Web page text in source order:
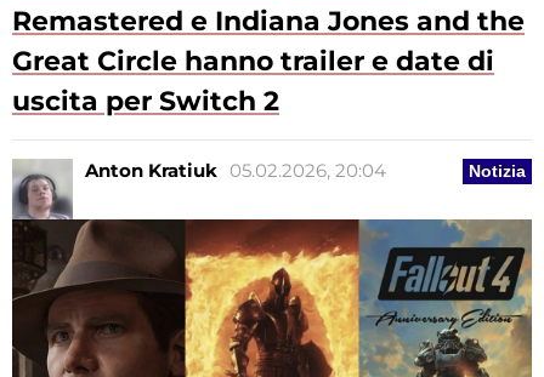
Remastered e Indiana Jones and the
Great Circle hanno trailer e date di
uscita per Switch 2
Notizia
Anton Kratiuk 05.02.2026, 20:04